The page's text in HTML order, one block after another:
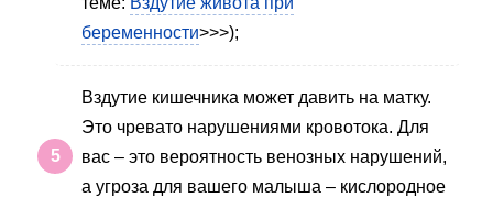
беременности>>>);
Вздутие кишечника может давить на матку.
Это чревато нарушениями кровотока. Для
вас – это вероятность венозных нарушений,
а угроза для вашего малыша – кислородное